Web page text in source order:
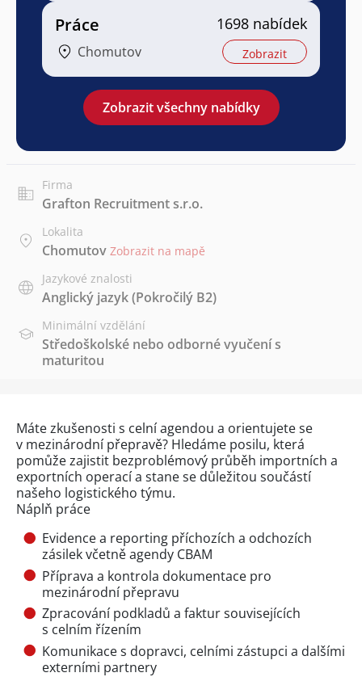
Práce
Chomutov
1698 nabídek
Zobrazit
Zobrazit všechny nabídky
Firma
Grafton Recruitment s.r.o.
Lokalita
Chomutov Zobrazit na mapě
Jazykové znalosti
Anglický jazyk(Pokročilý B2)
Minimální vzdělání
Středoškolské nebo odborné vyučení s
maturitou
Máte zkušenosti s celní agendou a orientujete se
v mezinárodní přepravě? Hledáme posilu, která
pomůže zajistit bezproblémový průběh importních a
exportních operací a stane se důležitou součástí
našeho logistického týmu.
Náplň práce
Evidence a reporting příchozích a odchozích
zásilek včetně agendy CBAM
Příprava a kontrola dokumentace pro
mezinárodní přepravu
Zpracování podkladů a faktur souvisejících
s celním řízením
Komunikace s dopravci, celními zástupci a dalšími
externími partnery